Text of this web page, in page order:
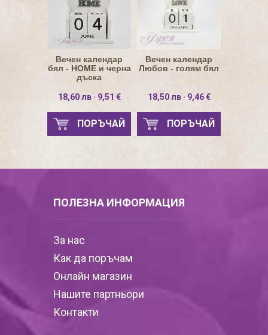
Вечен календар
бял - HOME и черна
дъска
18,60 лв · 9,51 €
ПОРЪЧАЙ
Вечен календар
Любов - голям бял
18,50 лв · 9,46 €
ПОРЪЧАЙ
ПОЛЕЗНА ИНФОРМАЦИЯ
За нас
Как да поръчам
Онлайн магазин
Нашите партньори
Контакти